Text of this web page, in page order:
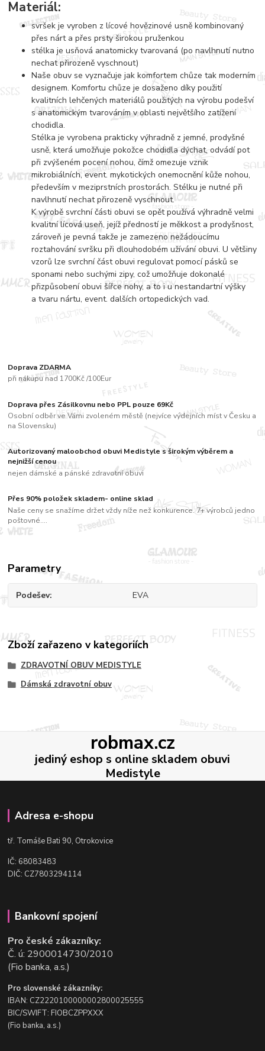
Doprava ZDARMA
při nákupu nad 1700Kč /100Eur
Doprava přes Zásilkovnu nebo PPL pouze 69Kč
Osobní odběr ve Vámi zvoleném městě (nejvíce výdejních míst v Česku a
na Slovensku)
Autorizovaný maloobchod obuvi Medistyle s širokým výběrem a
nejnižší cenou
nejen dámské a pánské zdravotní obuvi
Přes 90% položek skladem- online sklad
Naše ceny se snažíme držet vždy níže než konkurence. 7+ výrobců jedno
poštovné....
Materiál:
svršek je vyroben z lícové hovězinové usně kombinovaný
přes nárt a přes prsty širokou pruženkou
stélka je usňová anatomicky tvarovaná (po navlhnutí nutno
nechat přirozeně vyschnout)
Naše obuv se vyznačuje jak komfortem chůze tak moderním
designem. Komfortu chůze je dosaženo díky použití
kvalitních lehčených materiálů použitých na výrobu podešví
s anatomickým tvarováním v oblasti největšího zatížení
chodidla.
Stélka je vyrobena prakticky výhradně z jemné, prodyšné
usně, která umožňuje pokožce chodidla dýchat, odvádí pot
při zvýšeném pocení nohou, čímž omezuje vznik
mikrobiálních, event. mykotických onemocnění kůže nohou,
především v meziprstních prostorách. Stélku je nutné při
navlhnutí nechat přirozeně vyschnout.
K výrobě svrchní části obuvi se opět používá výhradně velmi
kvalitní lícová useň, jejíž předností je měkkost a prodyšnost,
zároveň je pevná takže je zamezeno nežádoucímu
roztahování svršku při dlouhodobém užívání obuvi. U většiny
vzorů lze svrchní část obuvi regulovat pomocí pásků se
sponami nebo suchými zipy, což umožňuje dokonalé
přizpůsobení obuvi šířce nohy, a to i u nestandartní výšky
a tvaru nártu, event. dalších ortopedických vad.
Parametry
Podešev EVA
Zboží zařazeno v kategoriích
ZDRAVOTNÍ OBUV MEDISTYLE
Dámská zdravotní obuv
robmax.cz
jediný eshop s online skladem obuvi
Medistyle
Adresa e-shopu
tř. Tomáše Bati 90, Otrokovice
IČ: 68083483
DIČ: CZ7803294114
Bankovní spojení
Pro české zákazníky:
Č. ú: 2900014730/2010
(Fio banka, a.s.)
Pro slovenské zákazníky:
IBAN: CZ2220100000002800025555
BIC/SWIFT: FIOBCZPPXXX
(Fio banka, a.s.)